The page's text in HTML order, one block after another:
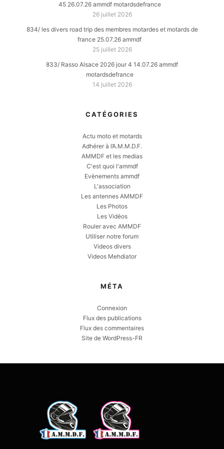
45 26.07.26 ammdf motardsdefrance
26 juillet 2026
834/ les divers road trip des membres motardes et motards de
france 25.07.26 ammdf
25 juillet 2026
833/ Rasso Alsace 2026 jour 4 14.07.26 ammdf
motardsdefrance
14 juillet 2026
CATÉGORIES
Actu moto et motards
Adhérer à l’A.M.M.D.F.
AMMDF et les medias
C'est quoi l'ammdf
Evènements ammdf
L'association
Les antennes AMMDF
Les Photos
Les Vidéos
Rouler avec AMMDF
Utiliser notre forum
Videos divers
Videos Mehdiator
MÉTA
Connexion
Flux des publications
Flux des commentaires
Site de WordPress-FR